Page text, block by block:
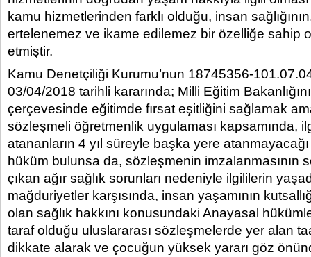
kamu hizmetlerinden farklı olduğu, insan
ertelenemez ve ikame edilemez bir özelliğe sahip
etmiştir.
Kamu Denetçiliği Kurumu’nun 18745356-
03/04/2018 tarihli kararında; Milli Eğitim
çerçevesinde eğitimde fırsat eşitliğini sağlamak
sözleşmeli öğretmenlik uygulaması kapsamında,
atananların 4 yıl süreyle başka yere
hüküm bulunsa da, sözleşmenin imzalanmasının
çıkan ağır sağlık sorunları nedeniyle ilgililerin
mağduriyetler karşısında, insan yaşamının
olan sağlık hakkını konusundaki Anayasal
taraf olduğu uluslararası sözleşmelerde yer alan
dikkate alarak ve çocuğun yüksek yararı göz